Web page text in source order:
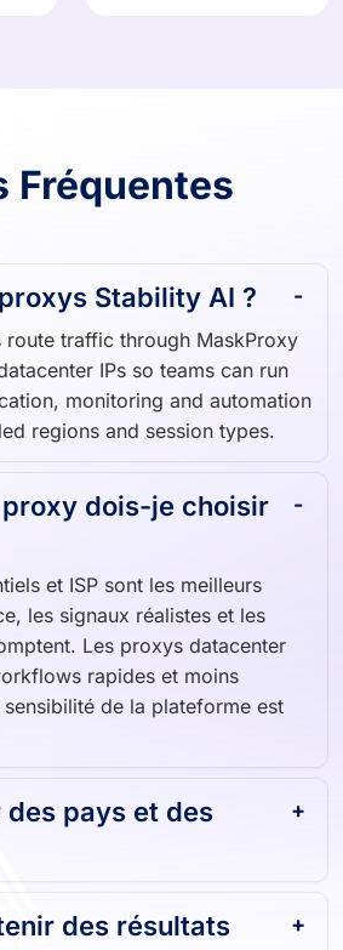
Fréquentes
Stability AI ?
route traffic through MaskProxy
IPs so teams can run
monitoring and automation
regions and session types.
dois-je choisir
et ISP sont les meilleurs
les signaux réalistes et les
Les proxys datacenter
rapides et moins
de la plateforme est
pays et des
des résultats